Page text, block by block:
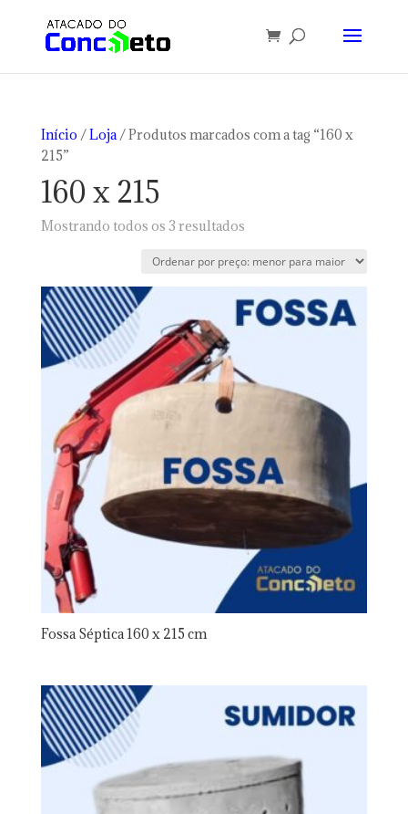
Início /Loja/ Produtos marcados com a tag “160 x
215”
160 x 215
Mostrando todos os 3 resultadosClassificado
preço:
baixo
para
alto
Fossa Séptica 160 x 215 cm